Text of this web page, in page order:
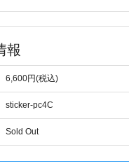
報
6,600円(税込)
sticker-pc4C
Sold Out